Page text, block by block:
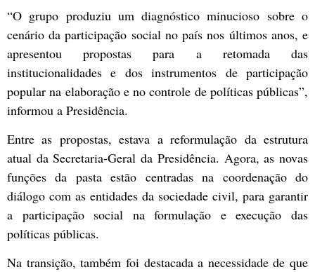
“O grupo produziu um diagnóstico minucioso sobre o
cenário da participação social no país nos últimos anos, e
apresentou propostas para a retomada das
institucionalidades e dos instrumentos de participação
popular na elaboração e no controle de políticas públicas”,
informou a Presidência.
Entre as propostas, estava a reformulação da estrutura
atual da Secretaria-Geral da Presidência. Agora, as novas
funções da pasta estão centradas na coordenação do
diálogo com as entidades da sociedade civil, para garantir
a participação social na formulação e execução das
políticas públicas.
Na transição, também foi destacada a necessidade de que